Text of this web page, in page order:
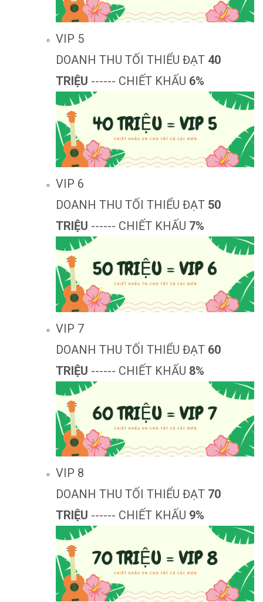
VIP 5
DOANH THU TỐI THIỂU ĐẠT 40
TRIỆU ------ CHIẾT KHẤU 6%
VIP 6
DOANH THU TỐI THIỂU ĐẠT 50
TRIỆU ------ CHIẾT KHẤU 7%
VIP 7
DOANH THU TỐI THIỂU ĐẠT 60
TRIỆU ------ CHIẾT KHẤU 8%
VIP 8
DOANH THU TỐI THIỂU ĐẠT 70
TRIỆU ------ CHIẾT KHẤU 9%